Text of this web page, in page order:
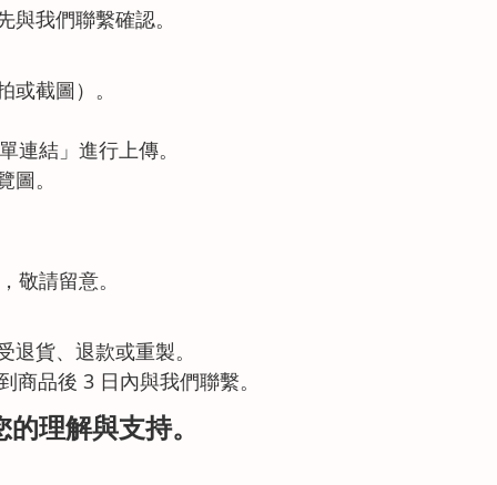
我們聯繫確認。
或截圖）。
連結」進行上傳。
。
敬請留意。
退貨、退款或重製。
商品後 3 日內與我們聯繫。
理解與支持。